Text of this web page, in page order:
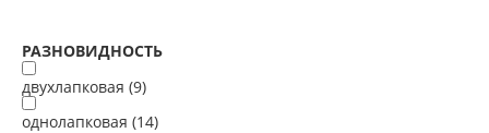
РАЗНОВИДНОСТЬ
двухлапковая (9)
однолапковая (14)